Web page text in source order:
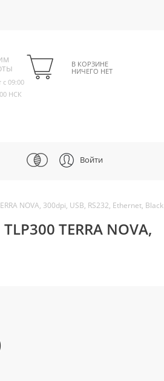
09:00
НСК
В КОРЗИНЕ
НИЧЕГО НЕТ
Войти
NOVA, 300dpi, USB, RS232, Ethernet, Black
TERRA NOVA,